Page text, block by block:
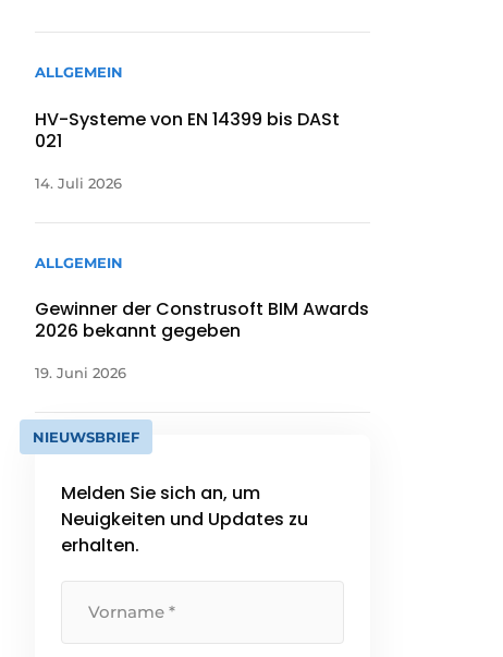
ALLGEMEIN
HV-Systeme von EN 14399 bis DASt
021
14. Juli 2026
ALLGEMEIN
Gewinner der Construsoft BIM Awards
2026 bekannt gegeben
19. Juni 2026
NIEUWSBRIEF
Melden Sie sich an, um
Neuigkeiten und Updates zu
erhalten.